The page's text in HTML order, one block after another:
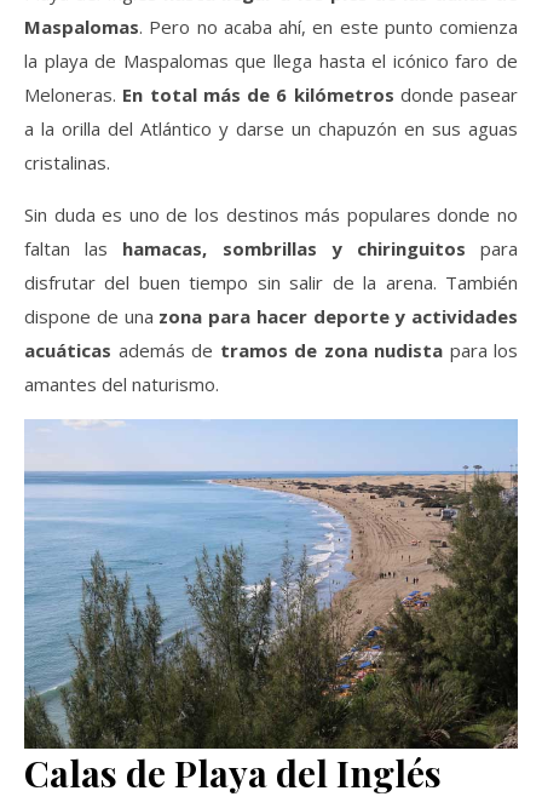
Maspalomas. Pero no acaba ahí, en este punto comienza
la playa de Maspalomas que llega hasta el icónico faro de
Meloneras. En total más de 6 kilómetros donde pasear
a la orilla del Atlántico y darse un chapuzón en sus aguas
cristalinas.
Sin duda es uno de los destinos más populares donde no
faltan las hamacas, sombrillas y chiringuitos para
disfrutar del buen tiempo sin salir de la arena. También
dispone de una zona para hacer deporte y actividades
acuáticas además de tramos de zona nudista para los
amantes del naturismo.
Calas de Playa del Inglés